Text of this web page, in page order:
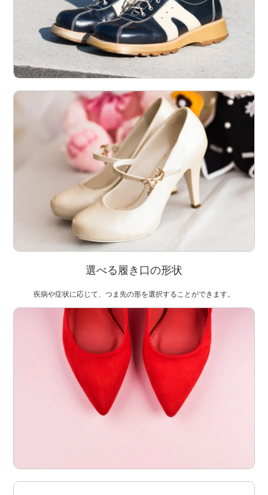
選べる履き口の形状
疾病や症状に応じて、つま先の形を選択することができます。